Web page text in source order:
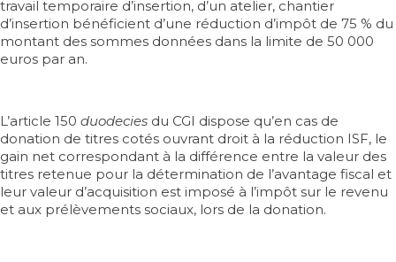
travail temporaire d’insertion, d’un atelier, chantier
d’insertion bénéficient d’une réduction d’impôt de 75 % du
montant des sommes données dans la limite de 50 000
euros par an.
L’article 150 duodecies du CGI dispose qu’en cas de
donation de titres cotés ouvrant droit à la réduction ISF, le
gain net correspondant à la différence entre la valeur des
titres retenue pour la détermination de l’avantage fiscal et
leur valeur d’acquisition est imposé à l’impôt sur le revenu
et aux prélèvements sociaux, lors de la donation.